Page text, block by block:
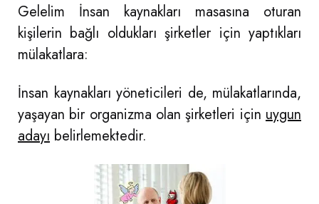
Gelelim İnsan kaynakları masasına oturan
kişilerin bağlı oldukları şirketler için yaptıkları
mülakatlara:
İnsan kaynakları yöneticileri de, mülakatlarında,
yaşayan bir organizma olan şirketleri için uygun
adayı belirlemektedir.